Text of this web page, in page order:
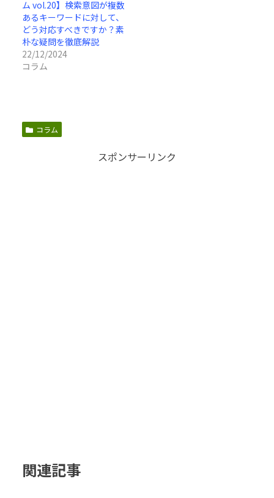
ム vol.20】検索意図が複数
あるキーワードに対して、
どう対応すべきですか？素
朴な疑問を徹底解説
22/12/2024
コラム
コラム
スポンサーリンク
関連記事